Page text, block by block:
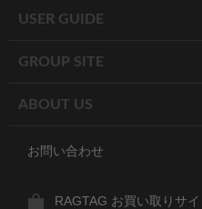
USER GUIDE
GROUP SITE
ABOUT US
お問い合わせ
RAGTAG お買い取りサイ